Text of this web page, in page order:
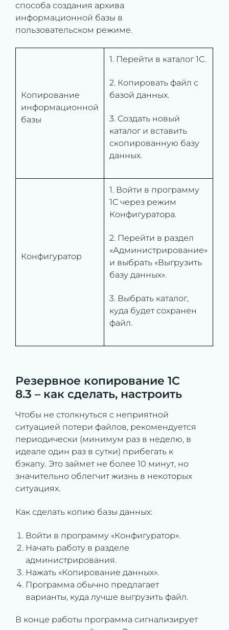
способа создания архива
информационной базы в
пользовательском режиме.
Копирование
информационной
базы
1. Перейти в каталог 1С.
2. Копировать файл с
базой данных.
3. Создать новый
каталог и вставить
скопированную базу
данных.
Конфигуратор
1. Войти в программу
1С через режим
Конфигуратора.
2. Перейти в раздел
«Администрирование»
и выбрать «Выгрузить
базу данных».
3. Выбрать каталог,
куда будет сохранен
файл.
Резервное копирование 1С
8.3 – как сделать, настроить
Чтобы не столкнуться с неприятной
ситуацией потери файлов, рекомендуется
периодически (минимум раз в неделю, в
идеале один раз в сутки) прибегать к
бэкапу. Это займет не более 10 минут, но
значительно облегчит жизнь в некоторых
ситуациях.
Как сделать копию базы данных:
Войти в программу «Конфигуратор».
Начать работу в разделе
администрирования.
Нажать «Копирование данных».
Программа обычно предлагает
варианты, куда лучше выгрузить файл.
В конце работы программа сигнализирует